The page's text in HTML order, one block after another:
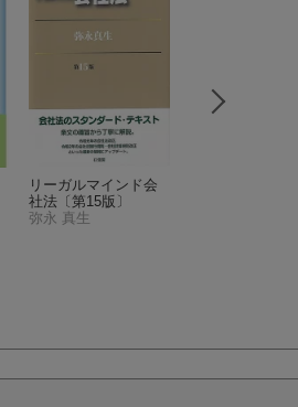
リーガルマインド会
社法〔第15版〕
弥永 真生